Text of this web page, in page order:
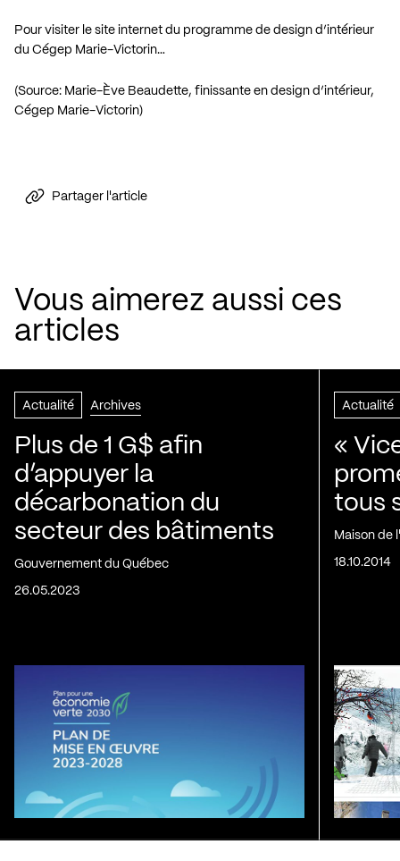
Pour visiter le site internet du programme de design d’intérieur
du Cégep Marie-Victorin…
(Source: Marie-Ève Beaudette, finissante en design d’intérieur,
Cégep Marie-Victorin)
Partager l'article
Vous aimerez aussi ces
articles
Actualité Archives
Plus de 1 G$ afin
d’appuyer la
décarbonation du
secteur des bâtiments
Gouvernement du Québec
26.05.2023
Actualité
«
tous
Maison de
18.10.2014